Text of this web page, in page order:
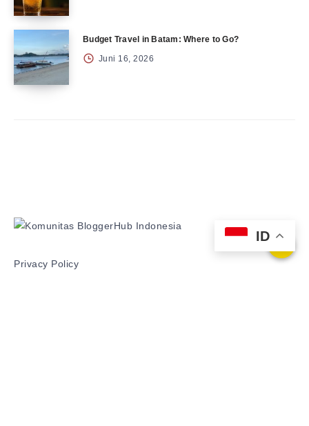
Budget Travel in Batam: Where to Go?
Juni 16, 2026
Privacy Policy
ID